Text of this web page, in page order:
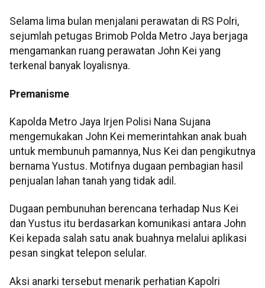
Selama lima bulan menjalani perawatan di RS Polri,
sejumlah petugas Brimob Polda Metro Jaya berjaga
mengamankan ruang perawatan John Kei yang
terkenal banyak loyalisnya.
Premanisme
Kapolda Metro Jaya Irjen Polisi Nana Sujana
mengemukakan John Kei memerintahkan anak buah
untuk membunuh pamannya, Nus Kei dan pengikutnya
bernama Yustus. Motifnya dugaan pembagian hasil
penjualan lahan tanah yang tidak adil.
Dugaan pembunuhan berencana terhadap Nus Kei
dan Yustus itu berdasarkan komunikasi antara John
Kei kepada salah satu anak buahnya melalui aplikasi
pesan singkat telepon selular.
Aksi anarki tersebut menarik perhatian Kapolri